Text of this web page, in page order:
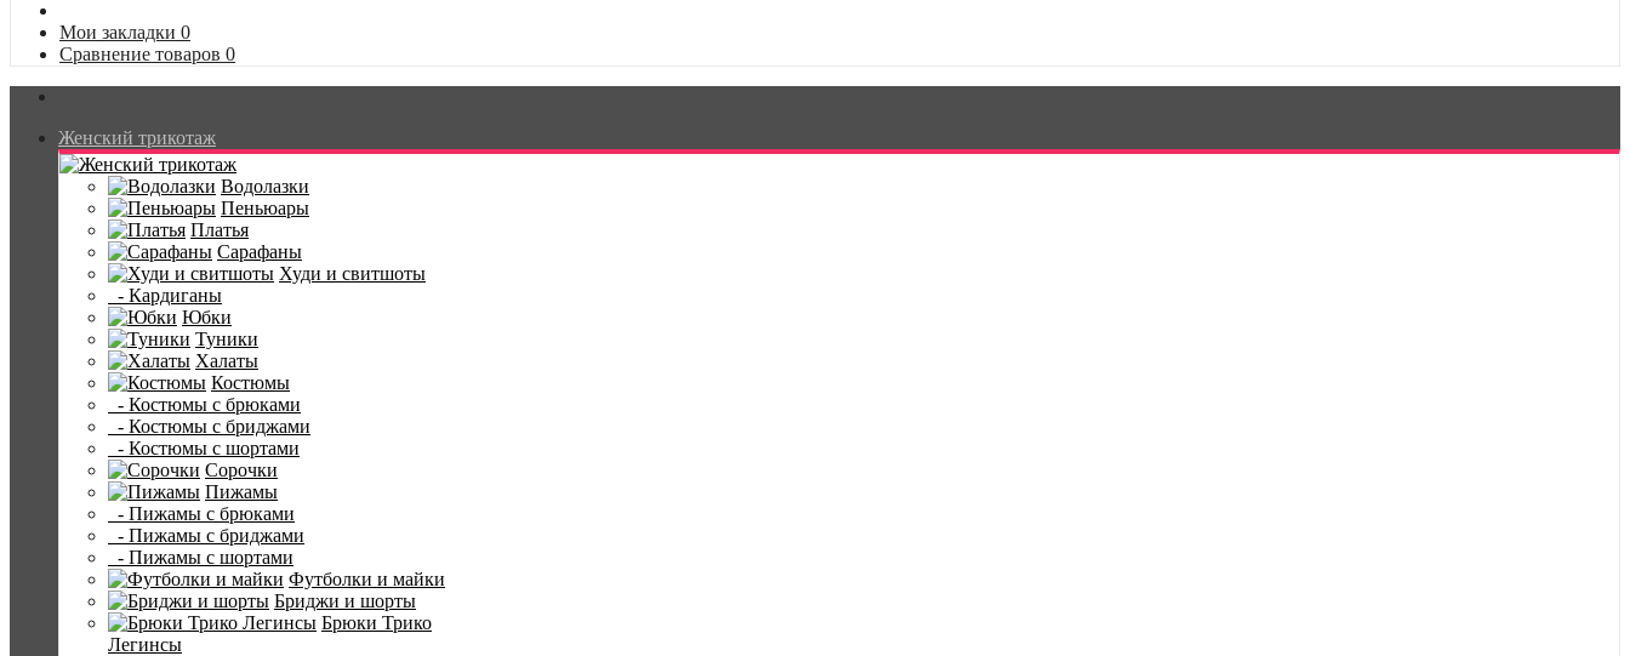
Мои закладки 0
Сравнение товаров 0
Женский трикотаж
Водолазки
Пеньюары
Платья
Сарафаны
Худи и свитшоты
- Кардиганы
Юбки
Туники
Халаты
Костюмы
- Костюмы с брюками
- Костюмы с бриджами
- Костюмы с шортами
Сорочки
Пижамы
- Пижамы с брюками
- Пижамы с бриджами
- Пижамы с шортами
Футболки и майки
Бриджи и шорты
Брюки Трико
Легинсы